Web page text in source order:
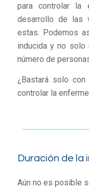
para controlar la
desarrollo de las
estas. Podemos
inducida y no solo
número de
¿Bastará solo
controlar la
Duración de la
Aún no es posible